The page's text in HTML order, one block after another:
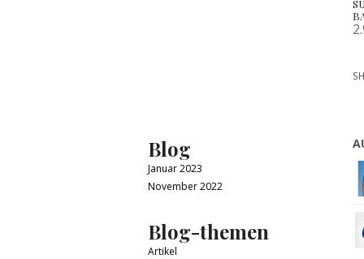
Blog
Januar 2023
November 2022
Blog-themen
Artikel